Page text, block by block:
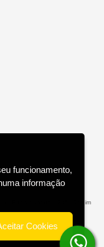
- Rua Valparaíso, 285 - Jardim
funcionamento,
informação
Cookies